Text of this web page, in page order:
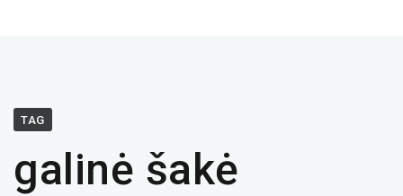
TAG
galinė šakė